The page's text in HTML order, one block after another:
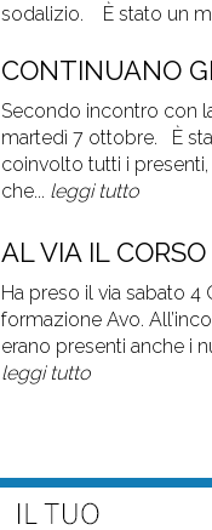
sodalizio. È stato un
CONTINUANO
Secondo incontro con
martedì 7 ottobre. È
coinvolto tutti i
che... leggi tutto
AL VIA IL
Ha preso il via sabato
formazione Avo.
erano presenti anche i
leggi tutto